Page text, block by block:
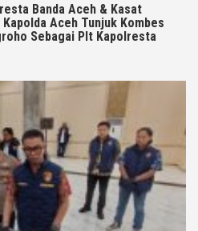
Banda Aceh & Kasat
Aceh Tunjuk Kombes
Sebagai Plt Kapolresta